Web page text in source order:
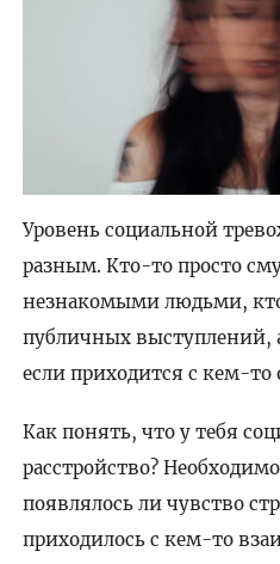
Уровень социальной
разным. Кто-то просто
незнакомыми людьми,
публичных выступлений,
если приходится с кем-то
Как понять, что у тебя
расстройство?
появлялось ли чувство
приходилось с кем-то